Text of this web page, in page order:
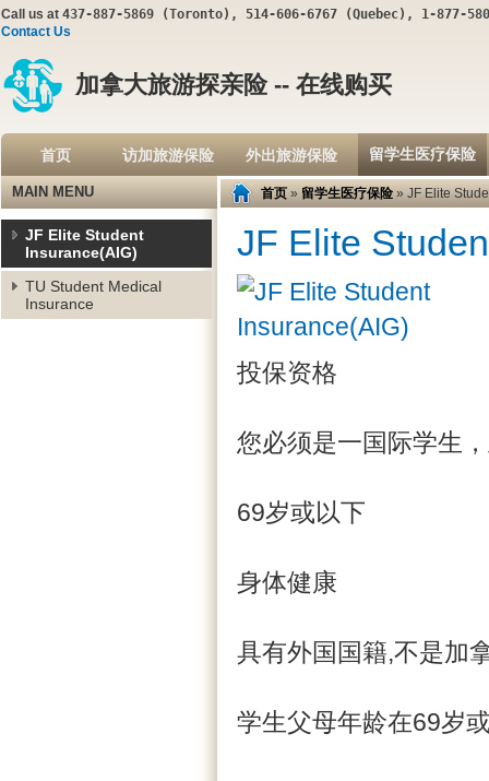
Call us at 437-887-5869 (Toronto), 514-606-6767 (Quebec), 1-877-
Contact Us
加拿大旅游探亲险 -- 在线购买
首页 访加旅游保险 外出旅游保险 留学生医疗保险
首页» 留学生医疗保险» JF Elite
JF Elite
投保资格
您必须是一国际学生
69岁或以下
身体健康
具有外国国籍,不是加
学生父母年龄在69岁
MAIN MENU
JF Elite Student
Insurance(AIG)
TU Student Medical
Insurance